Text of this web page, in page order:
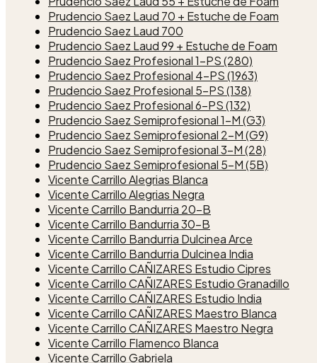
Prudencio Saez Laud 70 + Estuche de Foam
Prudencio Saez Laud 700
Prudencio Saez Laud 99 + Estuche de Foam
Prudencio Saez Profesional 1-PS (280)
Prudencio Saez Profesional 4-PS (1963)
Prudencio Saez Profesional 5-PS (138)
Prudencio Saez Profesional 6-PS (132)
Prudencio Saez Semiprofesional 1-M (G3)
Prudencio Saez Semiprofesional 2-M (G9)
Prudencio Saez Semiprofesional 3-M (28)
Prudencio Saez Semiprofesional 5-M (5B)
Vicente Carrillo Alegrias Blanca
Vicente Carrillo Alegrias Negra
Vicente Carrillo Bandurria 20-B
Vicente Carrillo Bandurria 30-B
Vicente Carrillo Bandurria Dulcinea Arce
Vicente Carrillo Bandurria Dulcinea India
Vicente Carrillo CAÑIZARES Estudio Cipres
Vicente Carrillo CAÑIZARES Estudio Granadillo
Vicente Carrillo CAÑIZARES Estudio India
Vicente Carrillo CAÑIZARES Maestro Blanca
Vicente Carrillo CAÑIZARES Maestro Negra
Vicente Carrillo Flamenco Blanca
Vicente Carrillo Gabriela